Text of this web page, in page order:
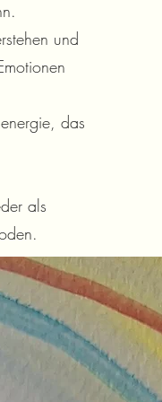
und
das
als